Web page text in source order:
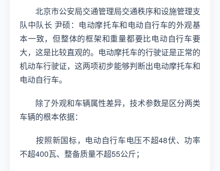
北京市公安局交通管理局交通秩序和设施管理支
队中队长 尹硕：电动摩托车和电动自行车的外观基
本一致，但整体的框架和重量都要比电动自行车要
大，这是比较直观的。电动摩托车的行驶证是正常的
机动车行驶证，这两项初步能够判断出电动摩托车和
电动自行车。
除了外观和车辆属性差异，技术参数是区分两类
车辆的根本依据：
按照新国标，电动自行车电压不超48伏、功率
不超400瓦、整备质量不超55公斤；